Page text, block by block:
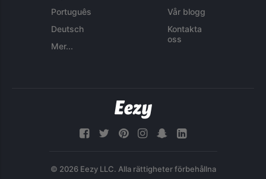
Português
Deutsch
Mer...
Vår blogg
Kontakta
oss
© 2026 Eezy LLC. Alla rättigheter förbehållna